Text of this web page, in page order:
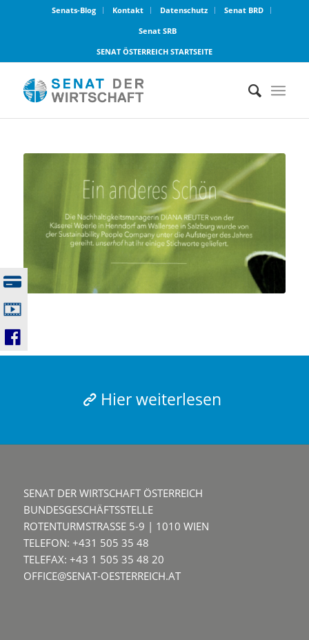
Senats-Blog Kontakt Datenschutz
Senat BRD
Senat SRB
SENAT ÖSTERREICH STARTSEITE
Hier weiterlesen
SENAT DER WIRTSCHAFT ÖSTERREICH
BUNDESGESCHÄFTSSTELLE
ROTENTURMSTRASSE 5-9 | 1010 WIEN
TELEFON: +431 505 35 48
TELEFAX: +43 1 505 35 48 20
OFFICE@SENAT-OESTERREICH.AT